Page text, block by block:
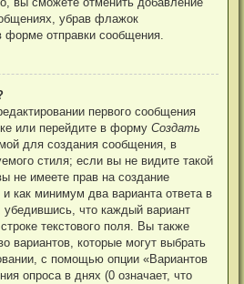
убрав флажок
форме отправки сообщения.
первого сообщения
или перейдите в формуСоздать
для создания сообщения, в
стиля; если вы не видите такой
не имеете прав на создание
как минимум два варианта ответа в
что каждый вариант
текстового поля. Вы также
вариантов, которые могут выбрать
с помощью опции «Вариантов
опроса в днях (0 означает, что